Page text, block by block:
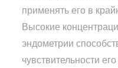
применять его в
Высокие
эндометрии
чувствительности